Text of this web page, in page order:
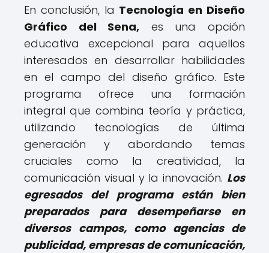
En conclusión, la Tecnología en Diseño
Gráfico del Sena, es una opción
educativa excepcional para aquellos
interesados en desarrollar habilidades
en el campo del diseño gráfico. Este
programa ofrece una formación
integral que combina teoría y práctica,
utilizando tecnologías de última
generación y abordando temas
cruciales como la creatividad, la
comunicación visual y la innovación. Los
egresados del programa están bien
preparados para desempeñarse en
diversos campos, como agencias de
publicidad, empresas de comunicación,